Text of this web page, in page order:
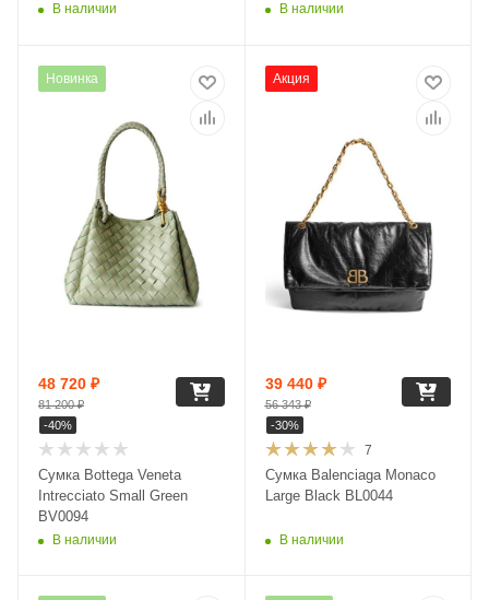
В наличии В наличии
Новинка
Сумка Bottega Veneta
Intrecciato Small Green
BV0094
В наличии
48 720 ₽
81 200₽
-40%
Акция
7
Сумка Balenciaga Monaco
Large Black BL0044
В наличии
39 440₽
56 343₽
-30%